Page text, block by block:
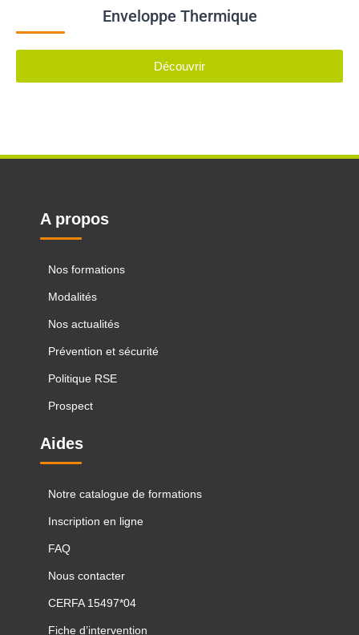
Enveloppe Thermique
Découvrir
A propos
Nos formations
Modalités
Nos actualités
Prévention et sécurité
Politique RSE
Prospect
Aides
Notre catalogue de formations
Inscription en ligne
FAQ
Nous contacter
CERFA 15497*04
Fiche d’intervention